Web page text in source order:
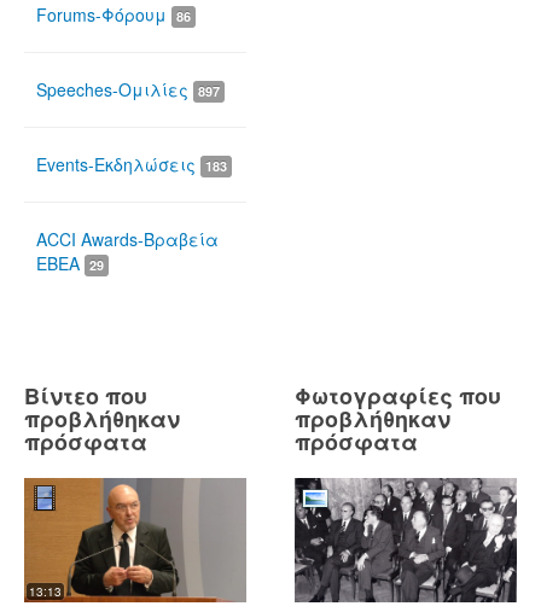
Forums-Φόρουμ 86
Speeches-Ομιλίες 897
Events-Εκδηλώσεις 183
ACCI Awards-Βραβεία
ΕΒΕΑ 29
Βίντεο που
προβλήθηκαν
πρόσφατα
13:13
Φωτογραφίες που
προβλήθηκαν
πρόσφατα